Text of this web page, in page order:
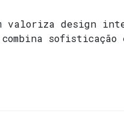
valoriza design